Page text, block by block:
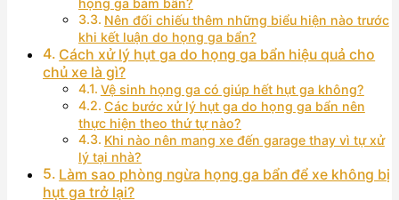
Nên đối chiếu thêm những biểu hiện nào trước
khi kết luận do họng ga bẩn?
Cách xử lý hụt ga do họng ga bẩn hiệu quả cho
chủ xe là gì?
Vệ sinh họng ga có giúp hết hụt ga không?
Các bước xử lý hụt ga do họng ga bẩn nên
thực hiện theo thứ tự nào?
Khi nào nên mang xe đến garage thay vì tự xử
lý tại nhà?
Làm sao phòng ngừa họng ga bẩn để xe không bị
hụt ga trở lại?